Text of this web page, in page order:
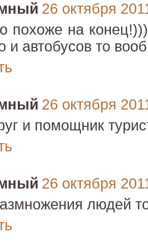
26 октября
похоже на
и автобусов то
26 октября
и помощник
26 октября
людей